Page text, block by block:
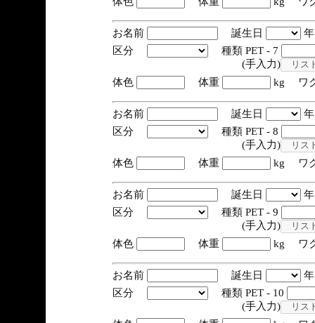
お名前 誕生日
区分
種類 PET - 7
(手入力)
体色
体重 kg ワ
お名前 誕生日
区分
種類 PET - 8
(手入力)
体色
体重 kg ワ
お名前 誕生日
区分
種類 PET - 9
(手入力)
体色
体重 kg ワ
お名前 誕生日
区分
種類 PET - 10
(手入力)